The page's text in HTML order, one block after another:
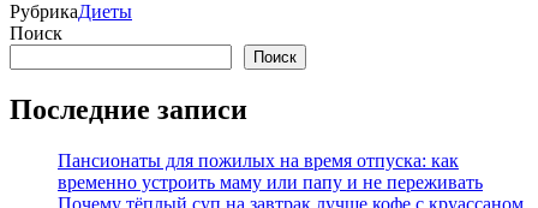
РубрикаДиеты
Поиск
Поиск
Последние записи
Пансионаты для пожилых на время отпуска: как
временно устроить маму или папу и не переживать